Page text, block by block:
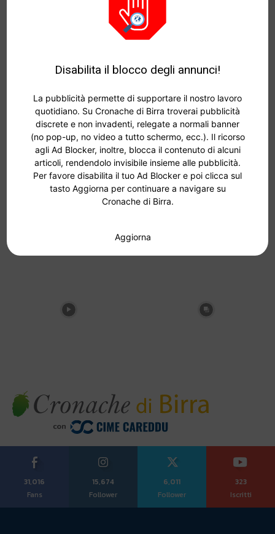
31,016
Fans
15,674
Follower
6,011
Follower
323
Iscritti
Disabilita il blocco degli annunci!
La pubblicità permette di supportare il nostro lavoro
quotidiano. Su Cronache di Birra troverai pubblicità
discrete e non invadenti, relegate a normali banner
(no pop-up, no video a tutto schermo, ecc.). Il ricorso
agli Ad Blocker, inoltre, blocca il contenuto di alcuni
articoli, rendendolo invisibile insieme alle pubblicità.
Per favore disabilita il tuo Ad Blocker e poi clicca sul
tasto Aggiorna per continuare a navigare su
Cronache di Birra.
Aggiorna